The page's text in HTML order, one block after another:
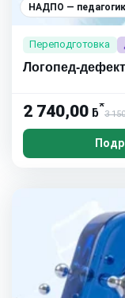
НАДПО —
Переподготовка
Логопед-
2 740,00 ƃ*
3